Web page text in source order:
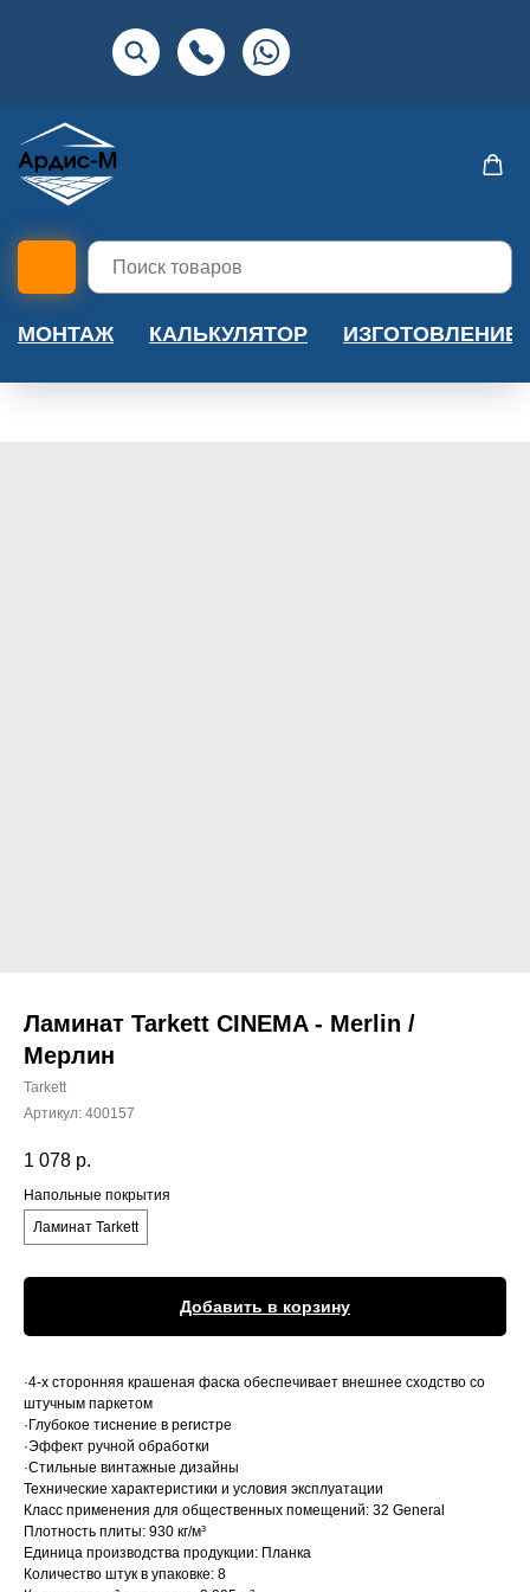
МОНТАЖ КАЛЬКУЛЯТОР ИЗГОТОВЛЕНИЕ
Ламинат Tarkett CINEMA - Merlin /
Мерлин
Tarkett
Артикул: 400157
1 078 р.
Напольные покрытия
Ламинат Tarkett
Добавить в корзину
·4-х сторонняя крашеная фаска обеспечивает внешнее сходство со
штучным паркетом
·Глубокое тиснение в регистре
·Эффект ручной обработки
·Стильные винтажные дизайны
Технические характеристики и условия эксплуатации
Класс применения для общественных помещений: 32 General
Плотность плиты: 930 кг/м³
Единица производства продукции: Планка
Количество штук в упаковке: 8